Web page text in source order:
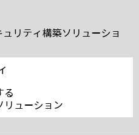
リティ構築ソリューショ
る
リューション